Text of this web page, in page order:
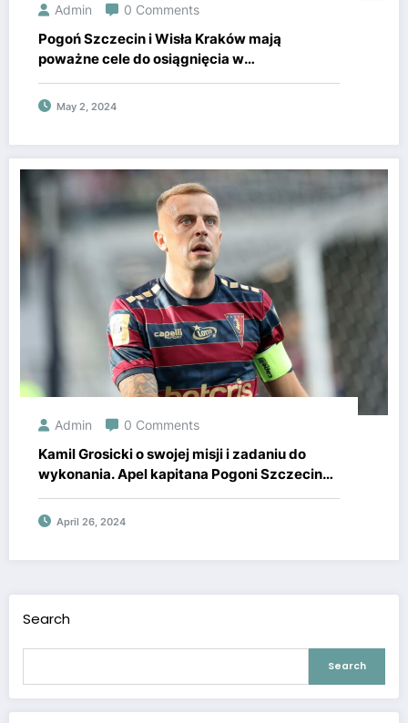
Admin 0 Comments
Pogoń Szczecin i Wisła Kraków mają
poważne cele do osiągnięcia w
rozgrywkach! Premia na stole jest
niesamowicie wysoka.
May 2, 2024
Admin 0 Comments
Kamil Grosicki o swojej misji i zadaniu do
wykonania. Apel kapitana Pogoni Szczecin
do kibiców przed finałem Pucharu Polski
April 26, 2024
Search
Search